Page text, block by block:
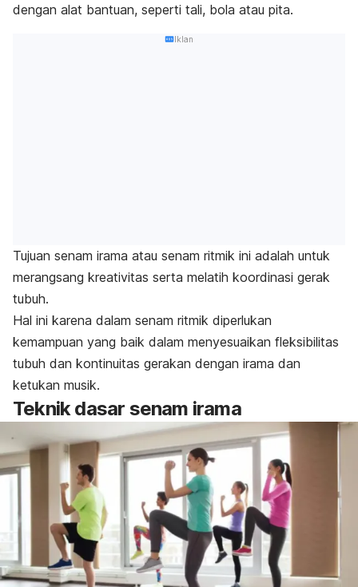
dengan alat bantuan, seperti tali, bola atau pita.
Iklan
Tujuan senam irama atau senam ritmik ini adalah untuk
merangsang kreativitas serta melatih koordinasi gerak
tubuh.
Hal ini karena dalam senam ritmik diperlukan
kemampuan yang baik dalam menyesuaikan fleksibilitas
tubuh dan kontinuitas gerakan dengan irama dan
ketukan musik.
Teknik dasar senam irama